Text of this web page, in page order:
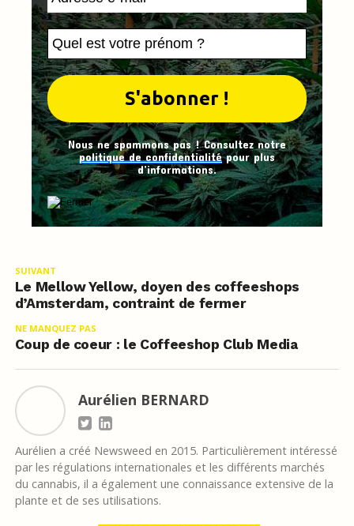
Nous ne spammons pas ! Consultez notre
politique de confidentialitépour plus
d’informations.
SUIVANT
Le Mellow Yellow, doyen des coffeeshops
d’Amsterdam, contraint de fermer
NE MANQUEZ PAS
Coup de coeur : le Coffeeshop Club Media
Aurélien BERNARD
Aurélien a créé Newsweed en 2015. Particulièrement intéressé
par les régulations internationales et les différents marchés
du cannabis, il a également une connaissance extensive de la
plante et de ses utilisations.